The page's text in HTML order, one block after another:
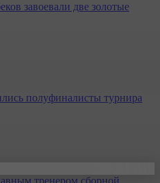
завоевали две золотые
полуфиналисты турнира
тренером сборной